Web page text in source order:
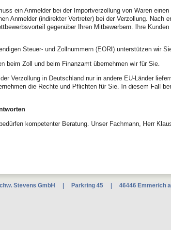
ein Anmelder bei der Importverzollung von Waren
Anmelder (indirekter Vertreter) bei der Verzollung. Nach
gegenüber Ihren Mitbewerbern. Ihre
Steuer- und Zollnummern (EORI) unterstützen wir
beim Zoll und beim Finanzamt übernehmen wir für Sie.
Verzollung in Deutschland nur in andere EU-Länder
die Rechte und Pflichten für Sie. In diesem Fall
kompetenter Beratung. Unser Fachmann, Herr
Stevens GmbH | Parkring 45 | 46446 Emmerich